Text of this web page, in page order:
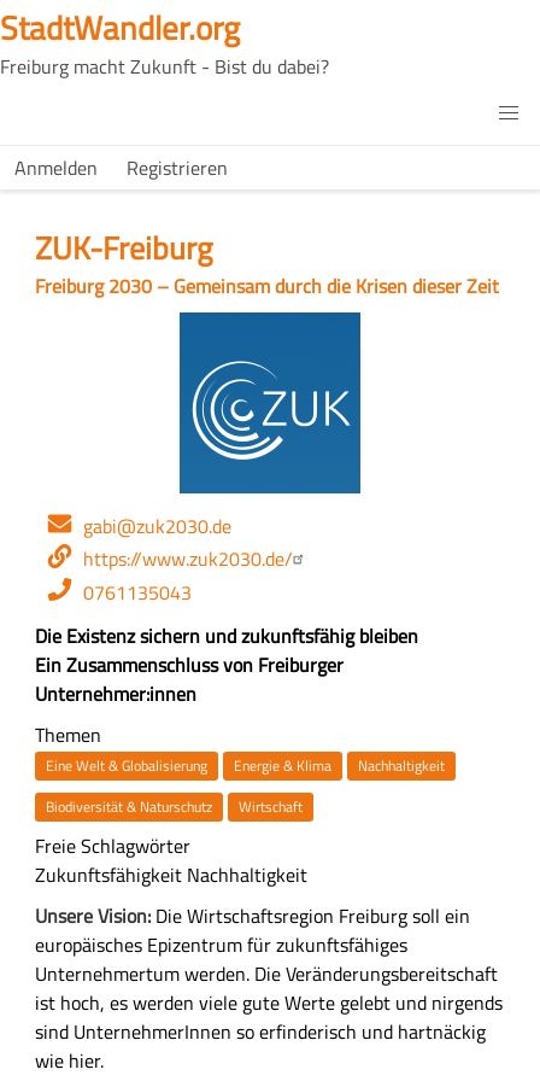
Direkt
zum
Inhalt
StadtWandler.org
Freiburg macht Zukunft - Bist du dabei?
Main
H4C
USER
Anmelden Registrieren
ZUK-Freiburg
Slogan
Freiburg 2030 – Gemeinsam durch die Krisen dieser Zeit
E-
Mail-
Adresse
gabi@zuk2030.de
Webseite
https://www.zuk2030.de/
Telefon
0761135043
Z
u
s
a
m
m
n
f
s
s
u
n
g
Die Existenz sichern und zukunftsfähig bleiben
Ein Zusammenschluss von Freiburger
Unternehmer:innen
Themen
Eine Welt & Globalisierung Energie & Klima
Nachhaltigkeit
Biodiversität & Naturschutz
Wirtschaft
Freie Schlagwörter
Zukunftsfähigkeit Nachhaltigkeit
A
u
s
f
ü
h
Unsere Vision:Die Wirtschaftsregion Freiburg soll ein
europäisches Epizentrum für zukunftsfähiges
Unternehmertum werden. Die Veränderungsbereitschaft
ist hoch, es werden viele gute Werte gelebt und nirgends
sind UnternehmerInnen so erfinderisch und hartnäckig
wie hier.